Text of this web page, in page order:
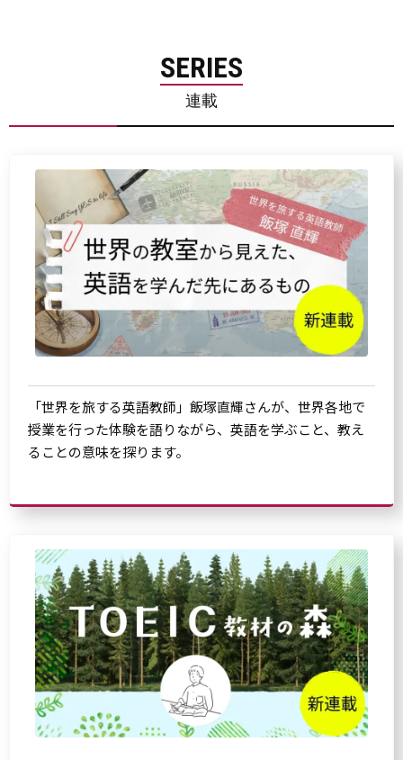
SERIES
連載
「世界を旅する英語教師」飯塚直輝さんが、世界各地で
授業を行った体験を語りながら、英語を学ぶこと、教え
ることの意味を探ります。